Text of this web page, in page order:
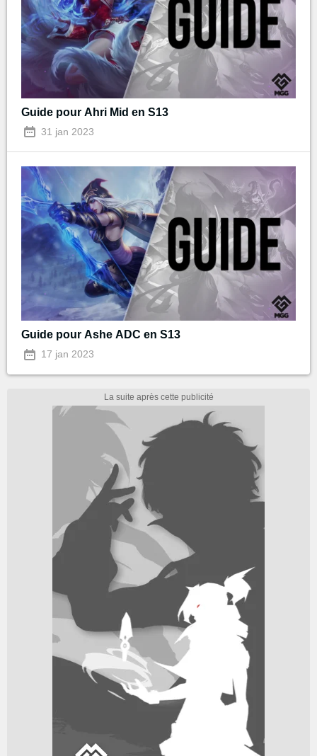
Guide pour Ahri Mid en S13
31 jan 2023
Guide pour Ashe ADC en S13
17 jan 2023